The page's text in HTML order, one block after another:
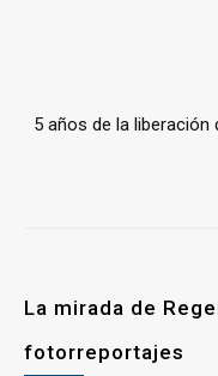
5 años de la liberación
La mirada de
fotorreportajes